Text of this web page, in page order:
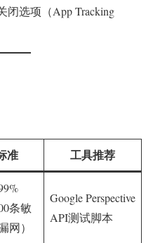
选项（App Tracking
准 工具推荐
条敏
网）
Google Perspective
API测试脚本